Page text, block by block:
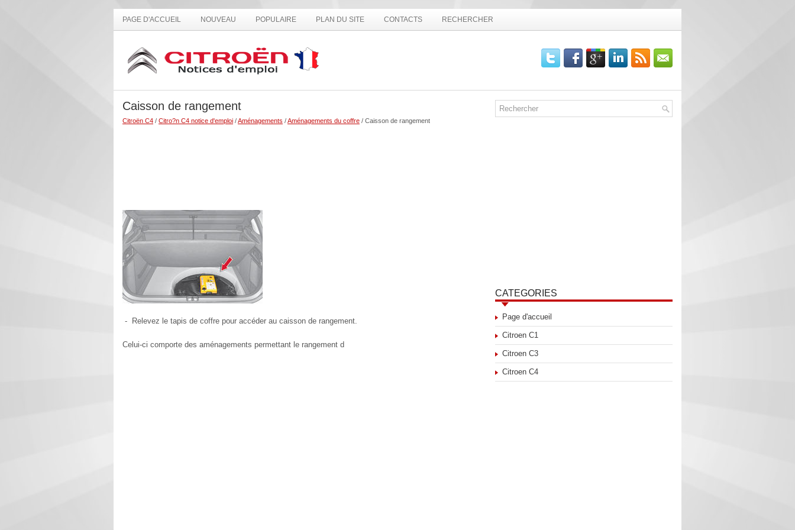
PAGE D'ACCUEIL NOUVEAU POPULAIRE PLAN DU SITE CONTACTS RECHERCHER
Caisson de rangement
Citroën C4 / Citro?n C4 notice d'emploi /Aménagements /Aménagements du coffre / Caisson de rangement
- Relevez le tapis de coffre pour accéder au caisson de rangement.
Celui-ci comporte des aménagements permettant le rangement d
CATEGORIES
Page d'accueil
Citroen C1
Citroen C3
Citroen C4